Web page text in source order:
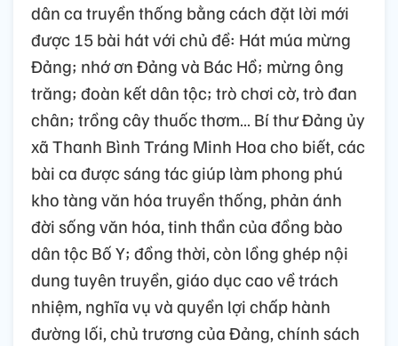
dân ca truyền thống bằng cách đặt lời mới
được 15 bài hát với chủ đề: Hát múa mừng
Đảng; nhớ ơn Đảng và Bác Hồ; mừng ông
trăng; đoàn kết dân tộc; trò chơi cờ, trò đan
chân; trồng cây thuốc thơm… Bí thư Đảng ủy
xã Thanh Bình Tráng Minh Hoa cho biết, các
bài ca được sáng tác giúp làm phong phú
kho tàng văn hóa truyền thống, phản ánh
đời sống văn hóa, tinh thần của đồng bào
dân tộc Bố Y; đồng thời, còn lồng ghép nội
dung tuyên truyền, giáo dục cao về trách
nhiệm, nghĩa vụ và quyền lợi chấp hành
đường lối, chủ trương của Đảng, chính sách